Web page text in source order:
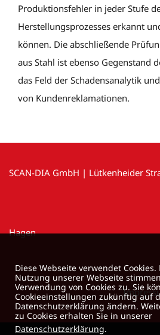
Produktionsfehler in jeder Stufe
Herstellungsprozesses erkannt
können. Die abschließende
aus Stahl ist ebenso Gegenstand
das Feld der Schadensanalytik
von Kundenreklamationen.
SCAN-DIA GmbH | Lütkenheider
Hagen
Diese Webseite verwendet
Nutzung unserer Webseite
Verwendung von Cookies zu. Sie
Cookieeinstellungen zukünftig auf
Datenschutzerklärung ändern.
zu Cookies erhalten Sie in unserer
Datenschutzerklärung.